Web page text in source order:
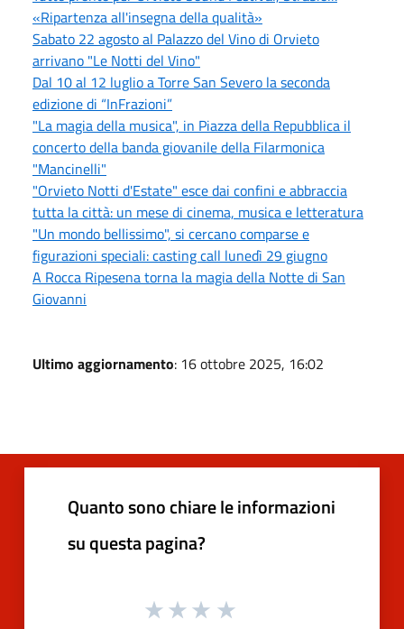
«Ripartenza all'insegna della qualità»
Sabato 22 agosto al Palazzo del Vino di Orvieto
arrivano "Le Notti del Vino"
Dal 10 al 12 luglio a Torre San Severo la seconda
edizione di “InFrazioni”
"La magia della musica", in Piazza della Repubblica il
concerto della banda giovanile della Filarmonica
"Mancinelli"
"Orvieto Notti d'Estate" esce dai confini e abbraccia
tutta la città: un mese di cinema, musica e letteratura
"Un mondo bellissimo", si cercano comparse e
figurazioni speciali: casting call lunedì 29 giugno
A Rocca Ripesena torna la magia della Notte di San
Giovanni
Ultimo aggiornamento: 16 ottobre 2025, 16:02
Quanto sono chiare le informazioni
su questa pagina?